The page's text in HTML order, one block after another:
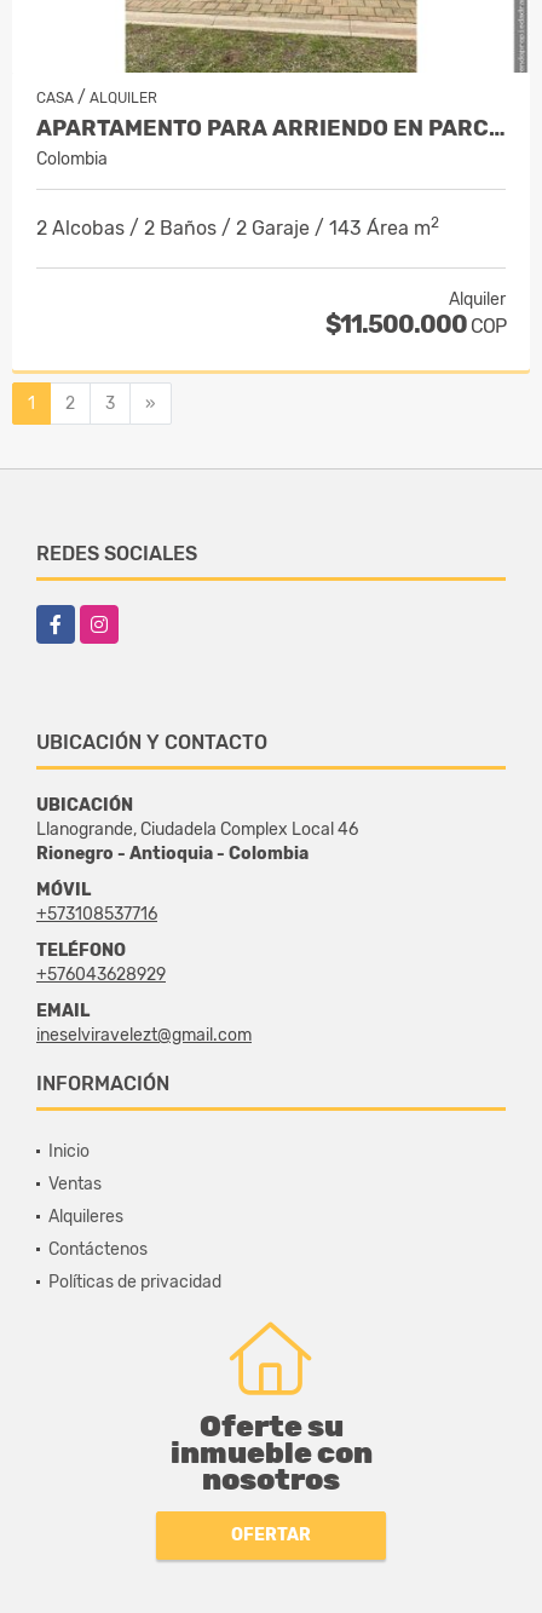
CASA / ALQUILER
APARTAMENTO PARA ARRIENDO EN PARCELA…
Colombia
2 Alcobas / 2 Baños / 2 Garaje / 143 Área m2
Alquiler
$11.500.000 COP
1 2 3 »
REDES SOCIALES
FacebookInstagram
UBICACIÓN Y CONTACTO
UBICACIÓN
Llanogrande, Ciudadela Complex Local 46
Rionegro - Antioquia - Colombia
MÓVIL
+573108537716
TELÉFONO
+576043628929
EMAIL
ineselviravelezt@gmail.com
INFORMACIÓN
Inicio
Ventas
Alquileres
Contáctenos
Políticas de privacidad
Oferte su
inmueble con
nosotros
OFERTAR